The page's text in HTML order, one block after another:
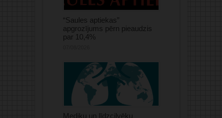
“Saules aptiekas”
apgrozījums pērn pieaudzis
par 10,4%
Mediķu un līdzcilvēku